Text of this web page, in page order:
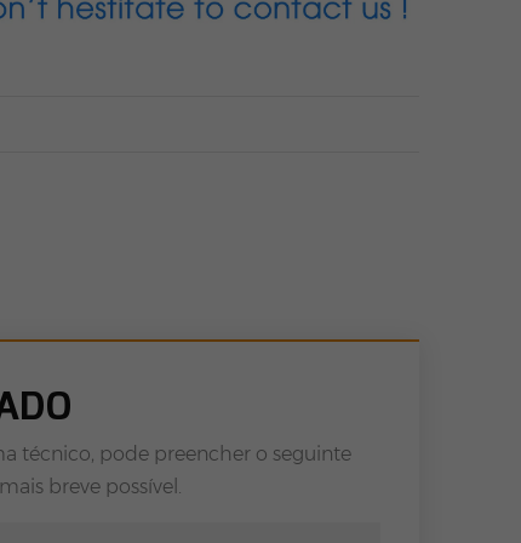
técnico, pode preencher o seguinte
breve possível.